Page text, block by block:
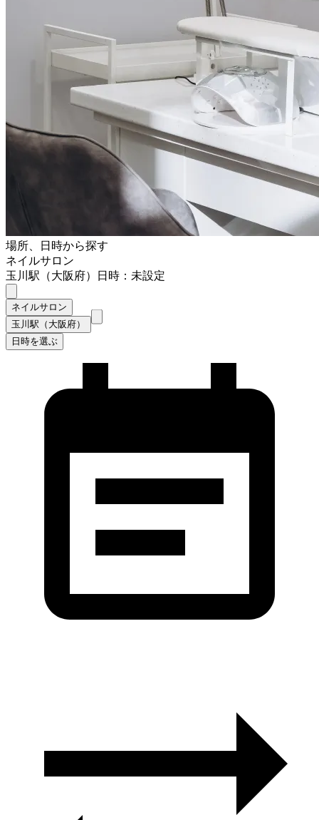
場所、日時から探す
ネイルサロン
玉川駅（大阪府）
日時：未設定
ネイルサロン
玉川駅（大阪府）
日時を選ぶ